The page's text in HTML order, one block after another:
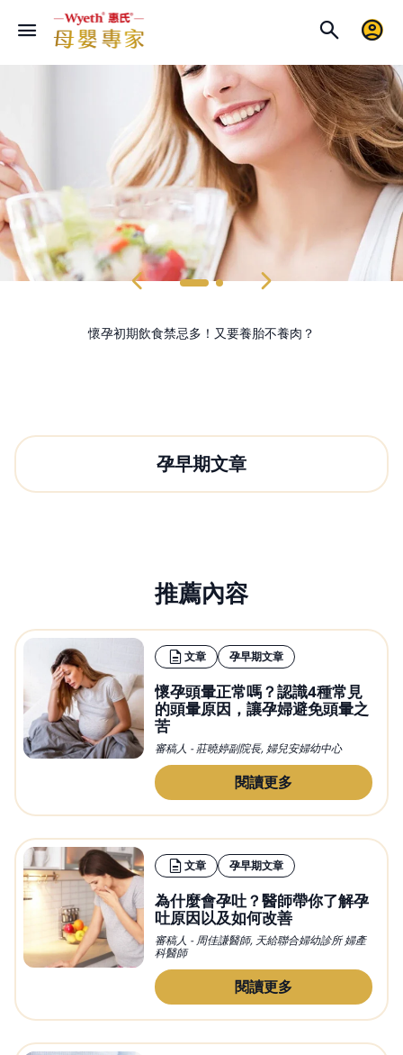
懷孕初期飲食禁忌多！又要養胎不養肉？
孕早期文章
推薦內容
文章 孕早期文章
懷孕頭暈正常嗎？認識4種常見
的頭暈原因，讓孕婦避免頭暈之
苦
審稿人 - 莊曉婷副院長, 婦兒安婦幼中心
閱讀更多
文章 孕早期文章
為什麼會孕吐？醫師帶你了解孕
吐原因以及如何改善
審稿人 - 周佳謙醫師, 天給聯合婦幼診所 婦產
科醫師
閱讀更多